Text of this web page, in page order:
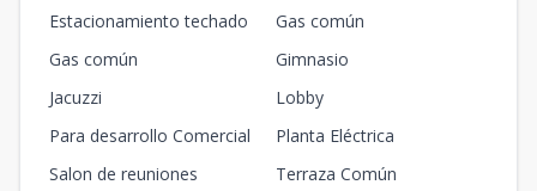
Estacionamiento techado
Gas común
Gas común
Gimnasio
Jacuzzi
Lobby
Para desarrollo Comercial
Planta Eléctrica
Salon de reuniones
Terraza Común